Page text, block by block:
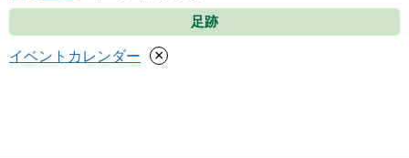
足跡
イベントカレンダー ×